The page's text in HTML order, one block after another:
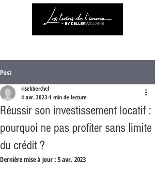
Post
Réussir son investissement locatif :
pourquoi ne pas profiter sans limite
du crédit ?
risekberchel
4 avr. 2023 1 min de lecture
Dernière mise à jour : 5 avr. 2023